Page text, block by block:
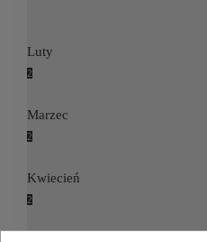
Luty
2
Marzec
2
Kwiecień
2